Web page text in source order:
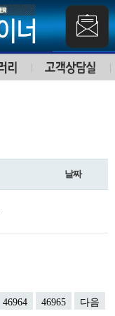
날짜
46964 46965
다음